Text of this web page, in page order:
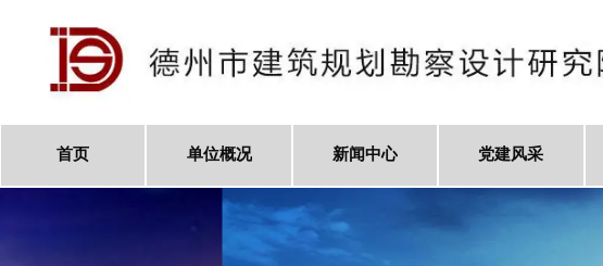
首页 单位概况 新闻中心 党建风采